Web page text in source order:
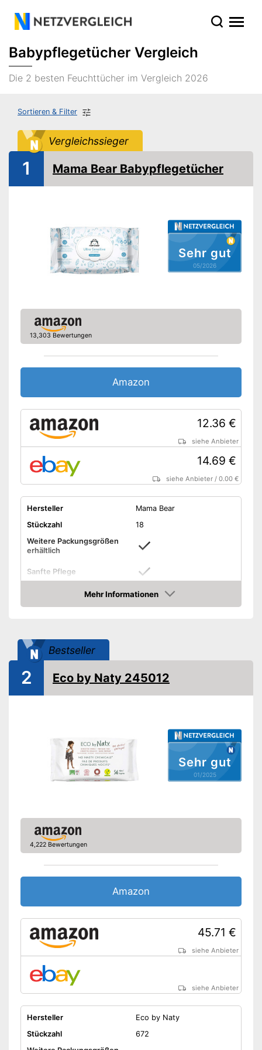
Babypflegetücher Vergleich
Die 2 besten Feuchttücher im Vergleich 2026
Sortieren & Filter
Vergleichssieger
Sehr gut
05/2026
1 Mama Bear Babypflegetücher
13,303 Bewertungen
Amazon
12.36 €
siehe Anbieter
14.69 €
siehe Anbieter /0.00 €
Hersteller
Mama Bear
Stückzahl
18
Weitere Packungsgrößen
erhältlich
Sanfte Pflege
Ohne Alkohol
Ohne Mineralöl
Konservierungsstoffe
Ohne PHMB
Einfache Tuch-Entnahme
Box wiederverschließbar
Vorteile
Im Produkt ist kein Alkohol
Tücher können auch einfach
Keine unnötigen Stoffe (wie
PHMB) enthalten
Mehr Informationen
Amazon
Bestseller
Sehr gut
01/2025
2 Eco by Naty 245012
4,222 Bewertungen
Amazon
45.71 €
siehe Anbieter
siehe Anbieter
Hersteller
Eco by Naty
Stückzahl
672